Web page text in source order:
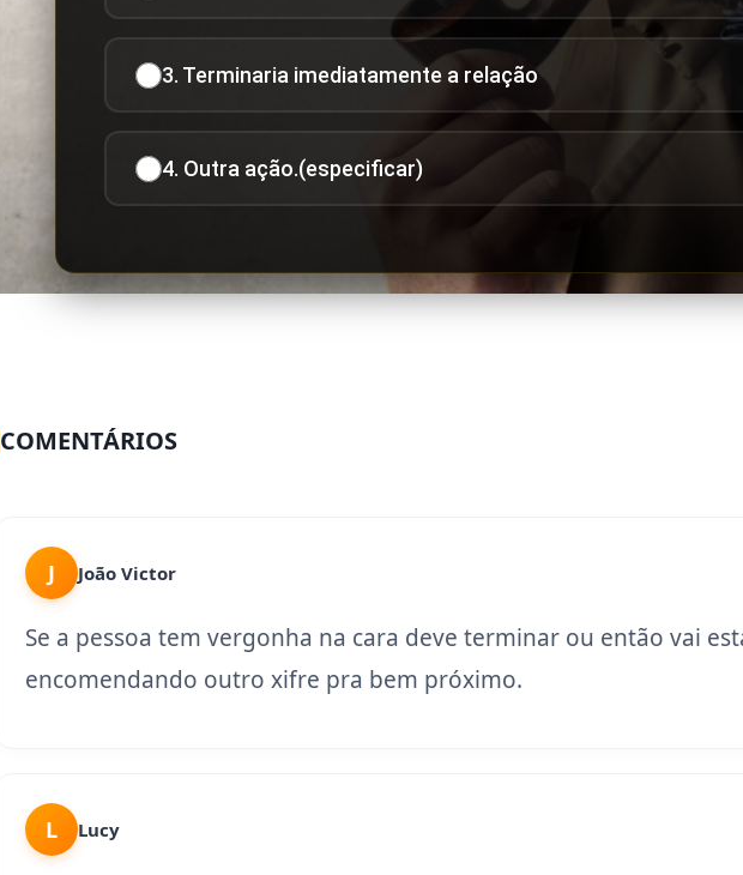
3. Terminaria imediatamente a relação
4. Outra ação.(especificar)
COMENTÁRIOS
J João Victor
Se a pessoa tem vergonha na cara deve terminar ou então vai
encomendando outro xifre pra bem próximo.
L Lucy